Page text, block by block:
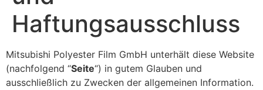
Haftungsausschluss
Mitsubishi Polyester Film GmbH unterhält diese Website
(nachfolgend “Seite“) in gutem Glauben und
ausschließlich zu Zwecken der allgemeinen Information.